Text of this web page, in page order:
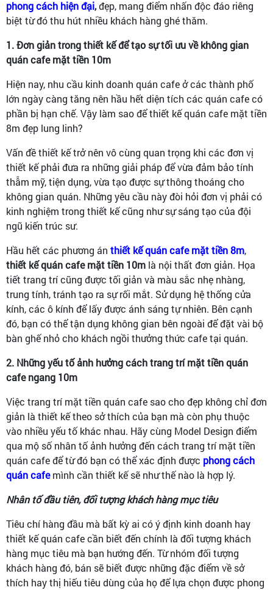
phong cách hiện đại,đẹp, mang điểm nhấn độc đáo riêng
biệt từ đó thu hút nhiều khách hàng ghé thăm.
1. Đơn giản trong thiết kế để tạo sự tối ưu về không gian
quán cafe mặt tiền 10m
Hiện nay, nhu cầu kinh doanh quán cafe ở các thành phố
lớn ngày càng tăng nên hầu hết diện tích các quán cafe có
phần bị hạn chế. Vậy làm sao để thiết kế quán cafe mặt tiền
8m đẹp lung linh?
Vấn đề thiết kế trở nên vô cùng quan trọng khi các đơn vị
thiết kế phải đưa ra những giải pháp để vừa đảm bảo tính
thẫm mỹ, tiện dụng, vừa tạo được sự thông thoáng cho
không gian quán. Những yêu cầu này đòi hỏi đơn vị phải có
kinh nghiệm trong thiết kế cũng như sự sáng tạo của đội
ngũ kiến trúc sư.
Hầu hết các phương án thiết kế quán cafe mặt tiền 8m,
thiết kế quán cafe mặt tiền 10m là nội thất đơn giản. Họa
tiết trang trí cũng được tối giản và màu sắc nhẹ nhàng,
trung tính, tránh tạo ra sự rối mắt. Sử dụng hệ thống cửa
kính, các ô kính để lấy được ánh sáng tự nhiên. Bên cạnh
đó, bạn có thể tận dụng không gian bên ngoài để đặt vài bộ
bàn ghế nhỏ cho khách ngồi thưởng thức cafe tại quán.
2. Những yếu tố ảnh hưởng cách trang trí mặt tiền quán
cafe ngang 10m
Việc trang trí mặt tiền quán cafe sao cho đẹp không chỉ đơn
giản là thiết kế theo sở thích của bạn mà còn phụ thuộc
vào nhiều yếu tố khác nhau. Hãy cùng Model Design điểm
qua mộ số nhân tố ảnh hưởng đến cách trang trí mặt tiền
quán cafe để từ đó bạn có thể xác định được phong cách
quán cafemình cần thiết kế sẽ như thế nào là hợp lý.
Nhân tố đầu tiên, đối tượng khách hàng mục tiêu
Tiêu chí hàng đầu mà bất kỳ ai có ý định kinh doanh hay
thiết kế quán cafe cần biết đến chính là đối tượng khách
hàng mục tiêu mà bạn hướng đến. Từ nhóm đối tượng
khách hàng đó, bán sẽ biết được những đặc điểm về sở
thích hay thị hiếu tiêu dùng của họ để lựa chọn được phong